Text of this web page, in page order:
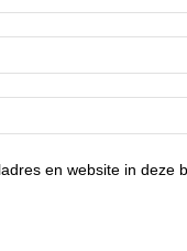
en website in